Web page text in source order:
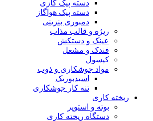
دسته پیک گازی
دسته پیک هواگاز
دمبوری بنزینی
ریژه و قالب مذاب
عینک و دستکش
فندک و مشعل
کپسول
مواد جوشکاری و ذوب
اسیدبوریک
تنه کار جوشکاری
ریخته کاری
بوته و استوپر
دستگاه ریخته کاری